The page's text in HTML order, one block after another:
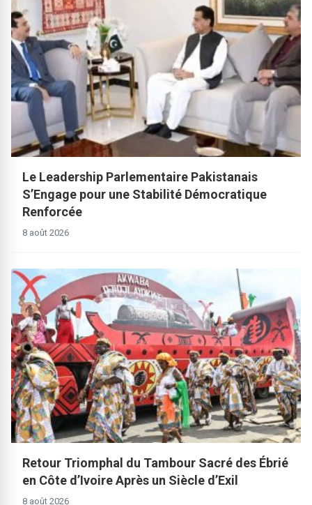
Le Leadership Parlementaire Pakistanais
S’Engage pour une Stabilité Démocratique
Renforcée
8 août 2026
Retour Triomphal du Tambour Sacré des Ébrié
en Côte d’Ivoire Après un Siècle d’Exil
8 août 2026